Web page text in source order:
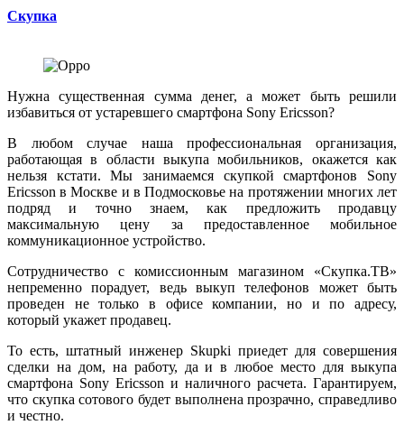
Скупка
Нужна существенная сумма денег, а может быть решили
избавиться от устаревшего смартфона Sony Ericsson?
В любом случае наша профессиональная организация,
работающая в области выкупа мобильников, окажется как
нельзя кстати. Мы занимаемся скупкой смартфонов Sony
Ericsson в Москве и в Подмосковье на протяжении многих лет
подряд и точно знаем, как предложить продавцу
максимальную цену за предоставленное мобильное
коммуникационное устройство.
Сотрудничество с комиссионным магазином «Скупка.ТВ»
непременно порадует, ведь выкуп телефонов может быть
проведен не только в офисе компании, но и по адресу,
который укажет продавец.
То есть, штатный инженер Skupki приедет для совершения
сделки на дом, на работу, да и в любое место для выкупа
смартфона Sony Ericsson и наличного расчета. Гарантируем,
что скупка сотового будет выполнена прозрачно, справедливо
и честно.